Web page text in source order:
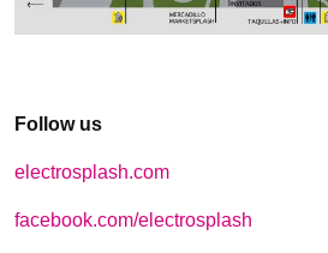
Follow us
electrosplash.com
facebook.com/electrosplash